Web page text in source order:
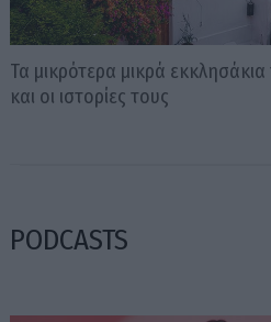
Τα μικρότερα μικρά
και οι ιστορίες τους
PODCASTS